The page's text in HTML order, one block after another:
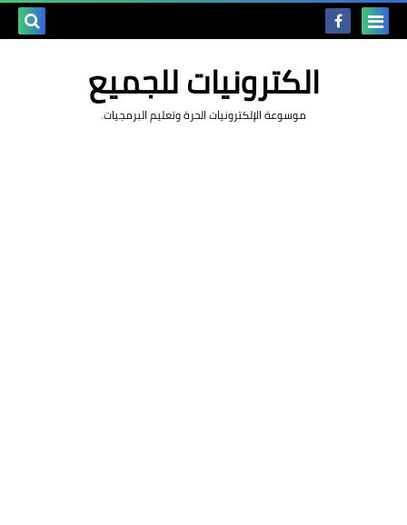
الكترونيات للجميع
موسوعة الإلكترونيات الحرة وتعليم البرمجيات.